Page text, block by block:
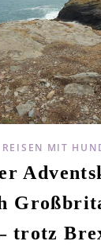
REISEN MIT
trotz